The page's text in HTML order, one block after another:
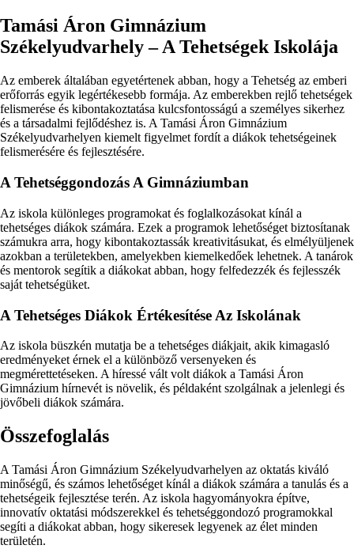
Tamási Áron Gimnázium
Székelyudvarhely – A Tehetségek Iskolája
Az emberek általában egyetértenek abban, hogy a Tehetség az emberi
erőforrás egyik legértékesebb formája. Az emberekben rejlő tehetségek
felismerése és kibontakoztatása kulcsfontosságú a személyes sikerhez
és a társadalmi fejlődéshez is. A Tamási Áron Gimnázium
Székelyudvarhelyen kiemelt figyelmet fordít a diákok tehetségeinek
felismerésére és fejlesztésére.
A Tehetséggondozás A Gimnáziumban
Az iskola különleges programokat és foglalkozásokat kínál a
tehetséges diákok számára. Ezek a programok lehetőséget biztosítanak
számukra arra, hogy kibontakoztassák kreativitásukat, és elmélyüljenek
azokban a területekben, amelyekben kiemelkedőek lehetnek. A tanárok
és mentorok segítik a diákokat abban, hogy felfedezzék és fejlesszék
saját tehetségüket.
A Tehetséges Diákok Értékesítése Az Iskolának
Az iskola büszkén mutatja be a tehetséges diákjait, akik kimagasló
eredményeket érnek el a különböző versenyeken és
megmérettetéseken. A híressé vált volt diákok a Tamási Áron
Gimnázium hírnevét is növelik, és példaként szolgálnak a jelenlegi és
jövőbeli diákok számára.
Összefoglalás
A Tamási Áron Gimnázium Székelyudvarhelyen az oktatás kiváló
minőségű, és számos lehetőséget kínál a diákok számára a tanulás és a
tehetségeik fejlesztése terén. Az iskola hagyományokra építve,
innovatív oktatási módszerekkel és tehetséggondozó programokkal
segíti a diákokat abban, hogy sikeresek legyenek az élet minden
területén.